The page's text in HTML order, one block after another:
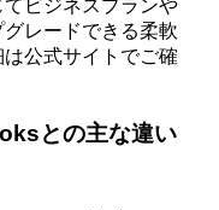
ビジネスプランや
レードできる柔軟
公式サイトでご確
との主な違い